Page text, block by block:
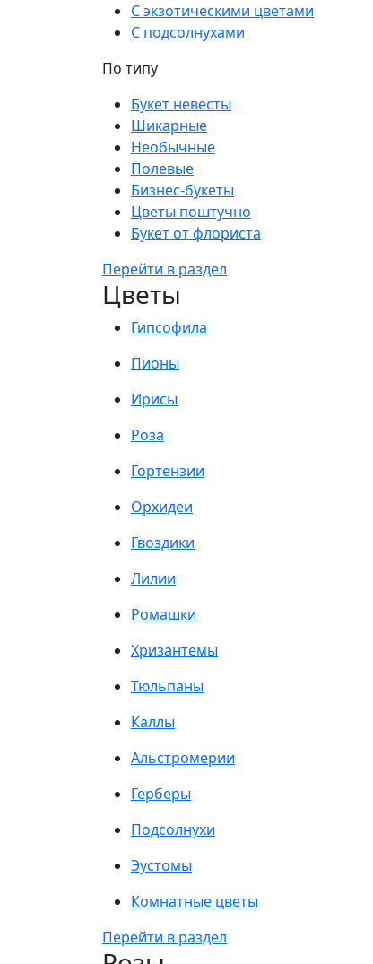
С экзотическими цветами
С подсолнухами
По типу
Букет невесты
Шикарные
Необычные
Полевые
Бизнес-букеты
Цветы поштучно
Букет от флориста
Перейти в раздел
Цветы
Гипсофила
Пионы
Ирисы
Роза
Гортензии
Орхидеи
Гвоздики
Лилии
Ромашки
Хризантемы
Тюльпаны
Каллы
Альстромерии
Герберы
Подсолнухи
Эустомы
Комнатные цветы
Перейти в раздел